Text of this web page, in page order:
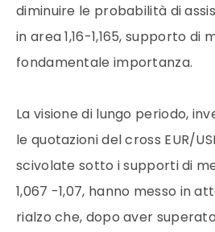
diminuire le probabilità di
in area 1,16-1,165, supporto di
fondamentale importanza.
La visione di lungo periodo,
le quotazioni del cross EUR/
scivolate sotto i supporti di
1,067 -1,07, hanno messo in
rialzo che, dopo aver